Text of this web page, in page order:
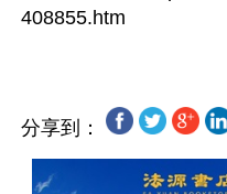
分享到：